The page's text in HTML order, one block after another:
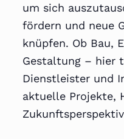
um sich
fördern und neue
knüpfen. Ob Bau,
Gestaltung – hier
Dienstleister und
aktuelle Projekte,